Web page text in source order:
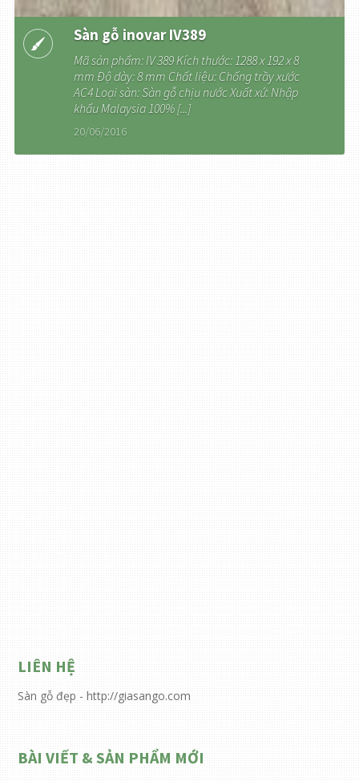
Sàn gỗ inovar IV389
Mã sản phẩm: IV 389 Kích thước: 1288 x 192 x 8
mm Ðộ dày: 8 mm Chất liệu: Chống trầy xước
AC4 Loại sàn: Sàn gỗ chịu nước Xuất xứ: Nhập
khẩu Malaysia 100% [...]
20/06/2016
LIÊN HỆ
Sàn gỗ đẹp - http://giasango.com
BÀI VIẾT & SẢN PHẨM MỚI